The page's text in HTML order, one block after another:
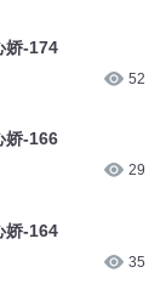
娇-174
52
娇-166
29
娇-164
35